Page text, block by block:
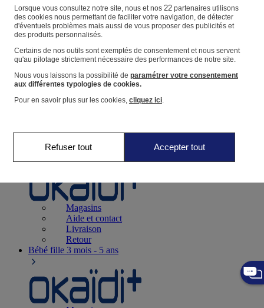
Magasin
Vos informations personnelles
Suivre une commande
Panier
Favoris
Naissance0-12 mois
Magasins
Aide et contact
Livraison
Retour
Bébé fille 3 mois - 5 ans
Lorsque vous consultez notre site, nous et nos 22partenaires utilisons
des cookies nous permettant de faciliter votre navigation, de détecter
d'éventuels problèmes mais aussi de vous proposer des publicités et
des produits personnalisés.
Certains de nos outils sont exemptés de consentement et nous servent
qu'au pilotage strictement nécessaire des performances de notre site.
Nous vous laissons la possibilité de paramétrer votre consentement
aux différentes typologies de cookies.
Pour en savoir plus sur les cookies, cliquez ici.
Refuser tout Accepter tout